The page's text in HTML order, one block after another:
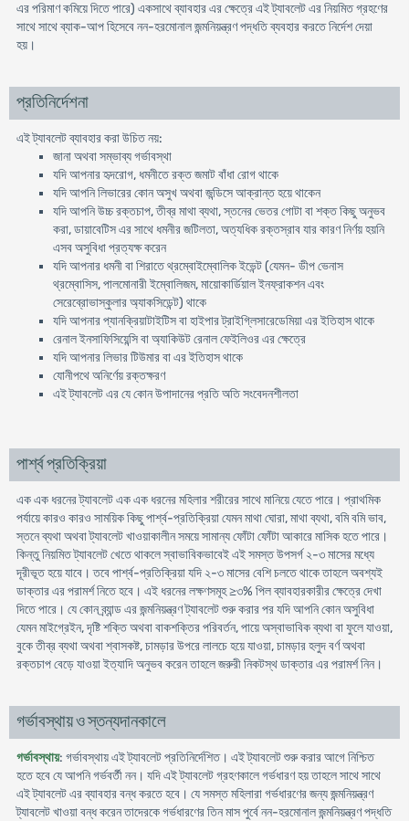
এর পরিমাণ কমিয়ে দিতে পারে) একসাথে ব্যাবহার এর ক্ষেত্রে এই ট্যাবলেট এর নিয়মিত গ্রহণের
সাথে সাথে ব্যাক-আপ হিসেবে নন-হরমোনাল জন্মনিয়ন্ত্রণ পদ্ধতি ব্যবহার করতে নির্দেশ দেয়া
হয়।
প্রতিনির্দেশনা
এই ট্যাবলেট ব্যাবহার করা উচিত নয়:
জানা অথবা সম্ভাব্য গর্ভাবস্থা
যদি আপনার হৃদরোগ, ধমনীতে রক্ত জমাট বাঁধা রোগ থাকে
যদি আপনি লিভারের কোন অসুখ অথবা জন্ডিসে আক্রান্ত হয়ে থাকেন
যদি আপনি উচ্চ রক্তচাপ, তীব্র মাথা ব্যথা, স্তনের ভেতর গোটা বা শক্ত কিছু অনুভব
করা, ডায়াবেটিস এর সাথে ধমনীর জটিলতা, অত্যধিক রক্তস্রাব যার কারণ নির্ণয় হয়নি
এসব অসুবিধা প্রত্যক্ষ করেন
যদি আপনার ধমনী বা শিরাতে থ্রম্বোইম্বোলিক ইভেন্ট (যেমন- ডীপ ভেনাস
থ্রম্বোসিস, পালমোনারী ইম্বোলিজম, মায়োকার্ডিয়াল ইনফ্রাকশন এবং
সেরেব্রোভাস্কুলার অ্যাকসিডেন্ট) থাকে
যদি আপনার প্যানক্রিয়াটাইটিস বা হাইপার ট্রাইগ্লিসারেডেমিয়া এর ইতিহাস থাকে
রেনাল ইনসাফিসিয়েন্সি বা অ্যাকিউট রেনাল ফেইলিওর এর ক্ষেত্রে
যদি আপনার লিভার টিউমার বা এর ইতিহাস থাকে
যোনীপথে অনির্ণেয় রক্তক্ষরণ
এই ট্যাবলেট এর যে কোন উপাদানের প্রতি অতি সংবেদনশীলতা
পার্শ্ব প্রতিক্রিয়া
এক এক ধরনের ট্যাবলেট এক এক ধরনের মহিলার শরীরের সাথে মানিয়ে যেতে পারে। প্রাথমিক
পর্যায়ে কারও কারও সাময়িক কিছু পার্শ্ব-প্রতিক্রিয়া যেমন মাথা ঘোরা, মাথা ব্যথা, বমি বমি ভাব,
স্তনে ব্যথা অথবা ট্যাবলেট খাওয়াকালীন সময়ে সামান্য ফোঁটা ফোঁটা আকারে মাসিক হতে পারে।
কিন্তু নিয়মিত ট্যাবলেট খেতে থাকলে স্বাভাবিকভাবেই এই সমস্ত উপসর্গ ২-৩ মাসের মধ্যে
দূরীভূত হয়ে যাবে। তবে পার্শ্ব-প্রতিক্রিয়া যদি ২-৩ মাসের বেশি চলতে থাকে তাহলে অবশ্যই
ডাক্তার এর পরামর্শ নিতে হবে। এই ধরনের লক্ষণসমূহ ≥৩% পিল ব্যাবহারকারীর ক্ষেত্রে দেখা
দিতে পারে। যে কোন ব্র্যান্ড এর জন্মনিয়ন্ত্রণ ট্যাবলেট শুরু করার পর যদি আপনি কোন অসুবিধা
যেমন মাইগ্রেইন, দৃষ্টি শক্তি অথবা বাকশক্তির পরিবর্তন, পায়ে অস্বাভাবিক ব্যথা বা ফুলে যাওয়া,
বুকে তীব্র ব্যথা অথবা শ্বাসকষ্ট, চামড়ার উপরে লালচে হয়ে যাওয়া, চামড়ার হলুদ বর্ণ অথবা
রক্তচাপ বেড়ে যাওয়া ইত্যাদি অনুভব করেন তাহলে জরুরী নিকটস্থ ডাক্তার এর পরামর্শ নিন।
গর্ভাবস্থায় ও স্তন্যদানকালে
গর্ভাবস্থায়: গর্ভাবস্থায় এই ট্যাবলেট প্রতিনির্দেশিত। এই ট্যাবলেট শুরু করার আগে নিশ্চিত
হতে হবে যে আপনি গর্ভবর্তী নন। যদি এই ট্যাবলেট গ্রহণকালে গর্ভধারণ হয় তাহলে সাথে সাথে
এই ট্যাবলেট এর ব্যাবহার বন্ধ করতে হবে। যে সমস্ত মহিলারা গর্ভধারণের জন্য জন্মনিয়ন্ত্রণ
ট্যাবলেট খাওয়া বন্ধ করেন তাদেরকে গর্ভধারণের তিন মাস পুর্বে নন-হরমোনাল জন্মনিয়ন্ত্রণ পদ্ধতি